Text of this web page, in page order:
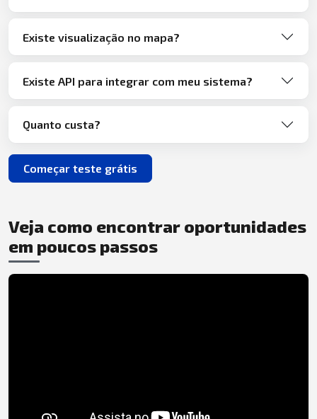
Existe visualização no mapa?
Existe API para integrar com meu sistema?
Quanto custa?
Começar teste grátis
Veja como encontrar oportunidades
em poucos passos